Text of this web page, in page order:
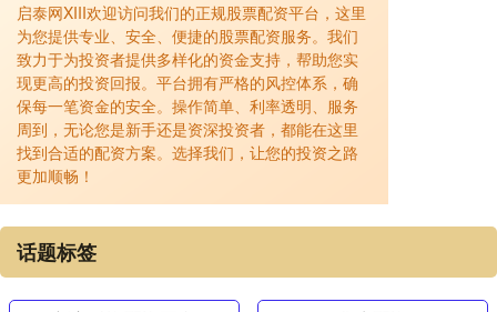
启泰网XIII欢迎访问我们的正规股票配资平台，这里
为您提供专业、安全、便捷的股票配资服务。我们
致力于为投资者提供多样化的资金支持，帮助您实
现更高的投资回报。平台拥有严格的风控体系，确
保每一笔资金的安全。操作简单、利率透明、服务
周到，无论您是新手还是资深投资者，都能在这里
找到合适的配资方案。选择我们，让您的投资之路
更加顺畅！
话题标签